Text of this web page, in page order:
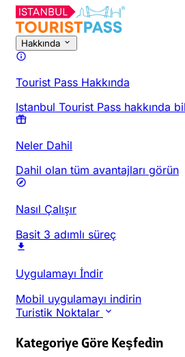
Hakkında
Tourist Pass Hakkında
Istanbul Tourist Pass hakkında
Neler Dahil
Dahil olan tüm avantajları görün
Nasıl Çalışır
Basit 3 adımlı süreç
Uygulamayı İndir
Mobil uygulamayı indirin
Turistik Noktalar
Kategoriye Göre Keşfedin